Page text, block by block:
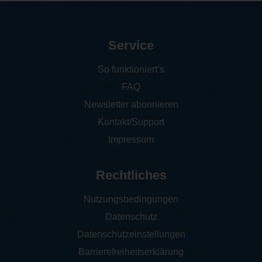
Service
So funktioniert‘s
FAQ
Newsletter abonnieren
Kontakt/Support
Impressum
Rechtliches
Nutzungsbedingungen
Datenschutz
Datenschutzeinstellungen
Barrierefreiheitserklärung